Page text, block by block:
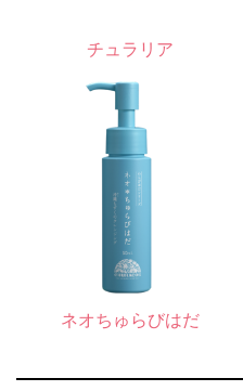
チュラリア
ネオちゅらびはだ